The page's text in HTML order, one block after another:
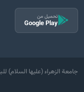
تحميل من
Google Play
2026 جامعة الزهراء (عليها